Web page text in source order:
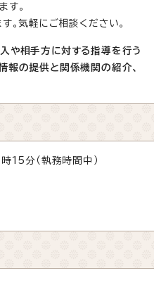
す。
。気軽にご相談ください。
や相手方に対する指導を行う
報の提供と関係機関の紹介、
分（執務時間中）